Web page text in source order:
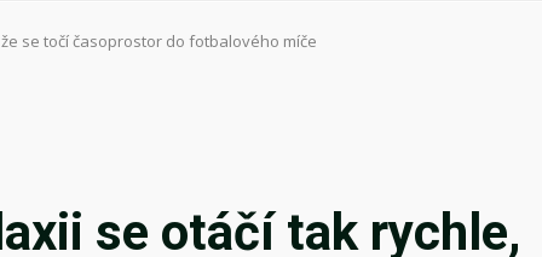
se točí časoprostor do fotbalového míče
se otáčí tak rychle,